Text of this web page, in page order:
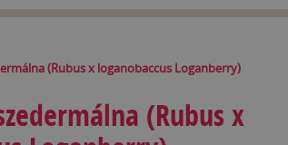
(Rubus x loganobaccus Loganberry)
(Rubus x